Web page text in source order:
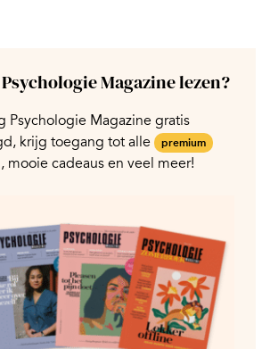
Magazine lezen?
Psychologie Magazine gratis
krijg toegang tot alle
premium
mooie cadeaus en veel meer!